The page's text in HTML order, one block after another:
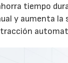
tiempo
y aumenta la